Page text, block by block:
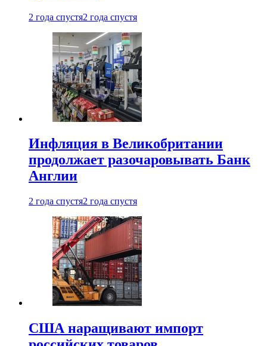
2 года спустя2 года спустя
Инфляция в Великобритании
продолжает разочаровывать Банк
Англии
2 года спустя2 года спустя
США наращивают импорт